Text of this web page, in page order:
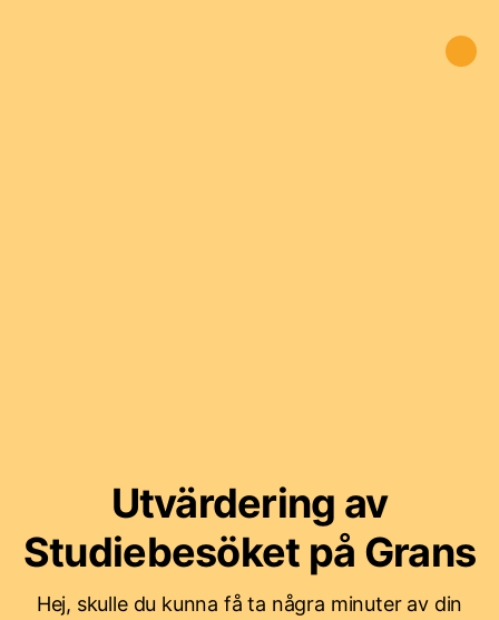
Utvärdering av
Studiebesöket på Grans
Hej, skulle du kunna få ta några minuter av din